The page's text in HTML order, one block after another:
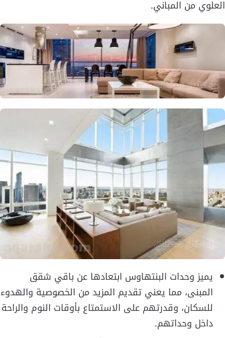
العلوي من المباني.
يميز وحدات البنتهاوس ابتعادها عن باقي شقق
المبنى، مما يعني تقديم المزيد من الخصوصية والهدوء
للسكان، وقدرتهم على الاستمتاع بأوقات النوم والراحة
داخل وحداتهم.